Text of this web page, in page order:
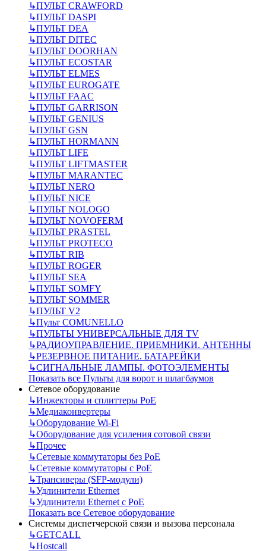
↳ПУЛЬТ CRAWFORD
↳ПУЛЬТ DASPI
↳ПУЛЬТ DEA
↳ПУЛЬТ DITEC
↳ПУЛЬТ DOORHAN
↳ПУЛЬТ ECOSTAR
↳ПУЛЬТ ELMES
↳ПУЛЬТ EUROGATE
↳ПУЛЬТ FAAC
↳ПУЛЬТ GARRISON
↳ПУЛЬТ GENIUS
↳ПУЛЬТ GSN
↳ПУЛЬТ HORMANN
↳ПУЛЬТ LIFE
↳ПУЛЬТ LIFTMASTER
↳ПУЛЬТ MARANTEC
↳ПУЛЬТ NERO
↳ПУЛЬТ NICE
↳ПУЛЬТ NOLOGO
↳ПУЛЬТ NOVOFERM
↳ПУЛЬТ PRASTEL
↳ПУЛЬТ PROTECO
↳ПУЛЬТ RIB
↳ПУЛЬТ ROGER
↳ПУЛЬТ SEA
↳ПУЛЬТ SOMFY
↳ПУЛЬТ SOMMER
↳ПУЛЬТ V2
↳Пульт СOMUNELLO
↳ПУЛЬТЫ УНИВЕРСАЛЬНЫЕ ДЛЯ TV
↳РАДИОУПРАВЛЕНИЕ. ПРИЕМНИКИ. АНТЕННЫ
↳РЕЗЕРВНОЕ ПИТАНИЕ. БАТАРЕЙКИ
↳СИГНАЛЬНЫЕ ЛАМПЫ. ФОТОЭЛЕМЕНТЫ
Показать все Пульты для ворот и шлагбаумов
Сетевое оборудование
↳Инжекторы и сплиттеры РоЕ
↳Медиаконвертеры
↳Оборудование Wi-Fi
↳Оборудование для усиления сотовой связи
↳Прочее
↳Сетевые коммутаторы без РоЕ
↳Сетевые коммутаторы с РоЕ
↳Трансиверы (SFP-модули)
↳Удлинители Ethernet
↳Удлинители Ethernet с PoE
Показать все Сетевое оборудование
Системы диспетчерской связи и вызова персонала
↳GETCALL
↳Hostcall